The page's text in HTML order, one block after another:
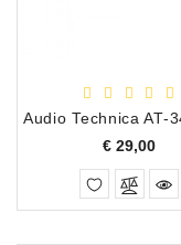
€ 29,00Prijs